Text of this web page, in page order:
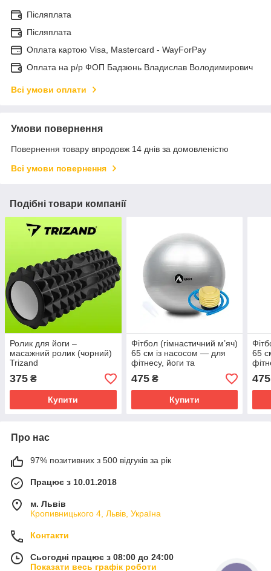
Післяплата
Післяплата
Оплата картою Visa, Mastercard - WayForPay
Оплата на р/р ФОП Бадзюнь Владислав Володимирович
Всі умови оплати
Умови повернення
Повернення товару впродовж 14 днів за домовленістю
Всі умови повернення
Подібні товари компанії
Ролик для йоги –
масажний ролик (чорний)
Trizand
375 ₴
Купити
Фітбол (гімнастичний м’яч)
65 см із насосом — для
фітнесу, йоги та
475₴
Купити
65
475
Про нас
97% позитивних з 500 відгуків за рік
Працює з 10.01.2018
м. Львів
Кропивницького 4, Львів, Україна
Контакти
Сьогодні працює з 08:00 до 24:00
Показати весь графік роботи